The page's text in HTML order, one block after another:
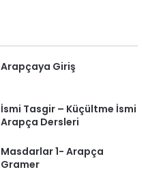
Arapçaya Giriş
İsmi Tasgir – Küçültme İsmi
Arapça Dersleri
Masdarlar 1- Arapça
Gramer